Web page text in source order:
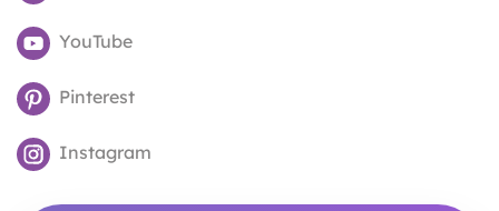
YouTube
Pinterest
Instagram